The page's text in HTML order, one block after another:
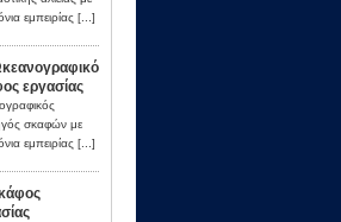
εμπειρίας [...]
εργασίας
σκαφών με
εμπειρίας [...]